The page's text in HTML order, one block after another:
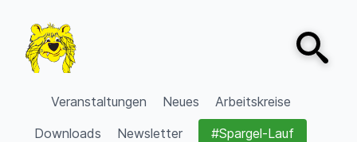
VVV Burgdorf
Veranstaltungen Neues
Arbeitskreise
Downloads
Newsletter #Spargel-Lauf
Open